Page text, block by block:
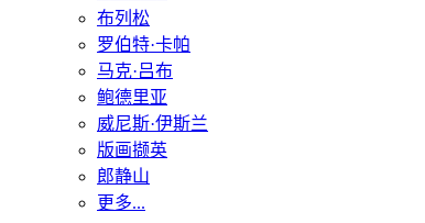
布列松
罗伯特·卡帕
马克·吕布
鲍德里亚
威尼斯·伊斯兰
版画撷英
郎静山
更多...